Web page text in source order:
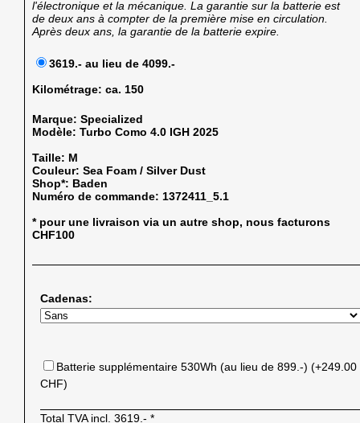
l'électronique et la mécanique. La garantie sur la batterie est
de deux ans à compter de la première mise en circulation.
Après deux ans, la garantie de la batterie expire.
3619.- au lieu de 4099.-
Kilométrage: ca. 150
Marque:Specialized
Modèle:Turbo Como 4.0 IGH 2025
Taille: M
Couleur:Sea Foam / Silver Dust
Shop*: Baden
Numéro de commande: 1372411_5.1
* pour une livraison via un autre shop, nous facturons
CHF100
Cadenas:
Batterie supplémentaire 530Wh (au lieu de 899.-) (+249.00
CHF)
Total TVA incl.3619.- *